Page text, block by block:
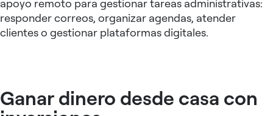
apoyo remoto para gestionar tareas administrativas:
responder correos, organizar agendas, atender
clientes o gestionar plataformas digitales.
Ganar dinero desde casa con